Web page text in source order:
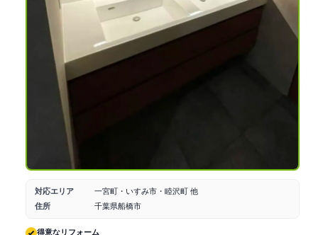
対応エリア
一宮町・いすみ市・睦沢町 他
住所
千葉県船橋市
得意なリフォーム